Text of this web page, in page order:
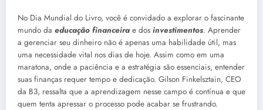
No Dia Mundial do Livro, você é convidado a explorar o fascinante
mundo da educação financeira e dos investimentos. Aprender
a gerenciar seu dinheiro não é apenas uma habilidade útil, mas
uma necessidade vital nos dias de hoje. Assim como em uma
maratona, onde a paciência e a estratégia são essenciais, entender
suas finanças requer tempo e dedicação. Gilson Finkelsztain, CEO
da B3, ressalta que a aprendizagem nesse campo é contínua e que
quem tenta apressar o processo pode acabar se frustrando.